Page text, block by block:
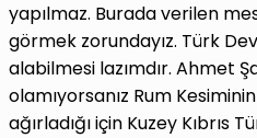
yapılmaz. Burada verilen
görmek zorundayız. Türk
alabilmesi lazımdır. Ahmet
olamıyorsanız Rum Kesiminin
ağırladığı için Kuzey Kıbrıs